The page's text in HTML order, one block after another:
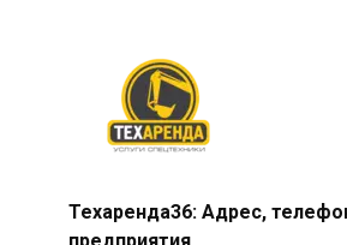
Техаренда36: Адрес,
предприятия